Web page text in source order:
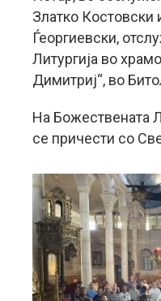
Златко Костовски
Ѓеоргиевски,
Литургија во
Димитриј“, во
На Божествената
се причести со